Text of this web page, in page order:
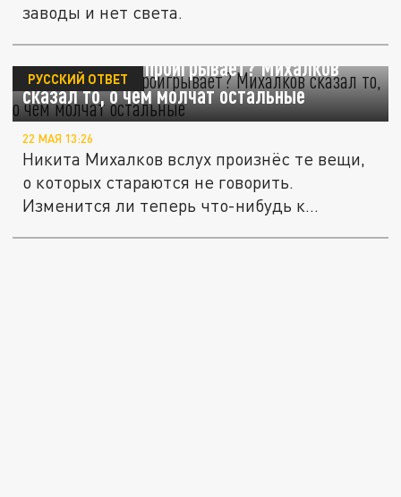
заводы и нет света.
Почему Россия проигрывает? Михалков
сказал то, о чём молчат остальные
РУССКИЙ ОТВЕТ
22 МАЯ 13:26
Никита Михалков вслух произнёс те вещи,
о которых стараются не говорить.
Изменится ли теперь что-нибудь к...